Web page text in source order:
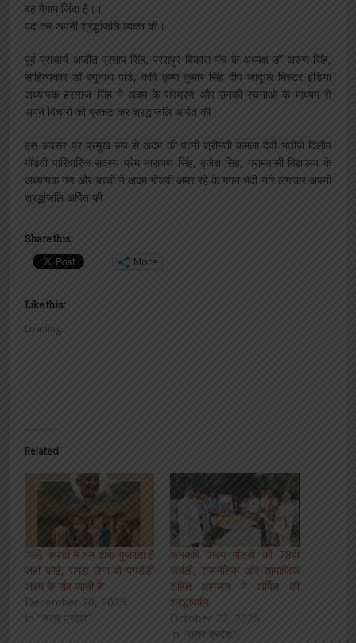
वह पैगाम जिंदा है।।
पढ़ कर अपनी श्रद्धांजलि व्यक्त की।
पूर्व प्राचार्य अजीत प्रताप सिंह, परसपुर विकास मंच के अध्यक्ष डॉ अरुण सिंह,
साहित्यकार डॉ रघुनाथ पांडे, कवि कृष्ण कुमार सिंह दीप जादूगर मिस्टर इंडिया
अध्यापक हंसराज सिंह ने अदम के संस्मरण और उनकी रचनाओं के माध्यम से
अपने विचारों को प्रकट कर श्रद्धांजलि अर्पित की।
इस अवसर पर प्रमुख रूप से अदम की पत्नी श्रीमती कमला देवी भतीजे दिलीप
गोंडवी पारिवारिक सदस्य प्रेम नारायण सिंह, बृजेश सिंह, ग्रामवासी विद्यालय के
अध्यापक गण और बच्चों ने अदम गोंडवी अमर रहे के गगन भेदी नारे लगाकर अपनी
श्रद्धांजलि अर्पित की
Share this:
More
Like this:
Loading...
Related
“फटे कपड़ों में तन ढांके गुजरता है
जहां कोई, समझ लेना वो पगडंडी
अदम के गांव जाती है”
December 20, 2025
In "उत्तर प्रदेश"
जनकवि अदम गोंडवी की 78वीं
जयंती, राजनैतिक और सामाजिक
सहित आमजन ने अर्पित की
श्रद्धांजलि
October 22, 2025
In "उत्तर प्रदेश"